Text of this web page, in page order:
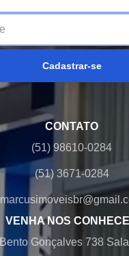
Cadastrar-se
CONTATO
(51) 98610-0284
(51) 3671-0284
VENHA NOS
Bento Gonçalves 738